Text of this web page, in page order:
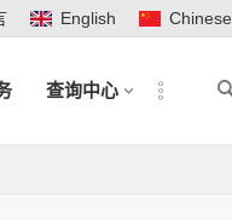
English Chinese
查询中心